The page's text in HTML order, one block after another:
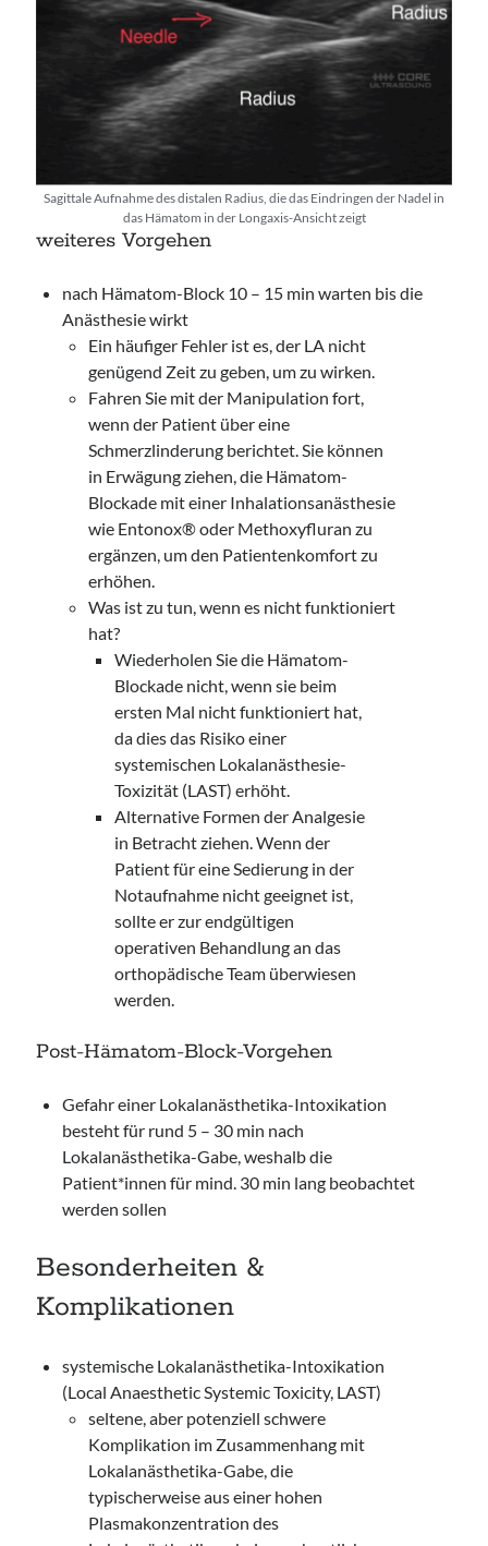
Sagittale Aufnahme des distalen Radius, die das Eindringen der Nadel in
das Hämatom in der Longaxis-Ansicht zeigt
weiteres Vorgehen
nach Hämatom-Block 10 – 15 min warten bis die
Anästhesie wirkt
Ein häufiger Fehler ist es, der LA nicht
genügend Zeit zu geben, um zu wirken.
Fahren Sie mit der Manipulation fort,
wenn der Patient über eine
Schmerzlinderung berichtet. Sie können
in Erwägung ziehen, die Hämatom-
Blockade mit einer Inhalationsanästhesie
wie Entonox® oder Methoxyfluran zu
ergänzen, um den Patientenkomfort zu
erhöhen.
Was ist zu tun, wenn es nicht funktioniert
hat?
Wiederholen Sie die Hämatom-
Blockade nicht, wenn sie beim
ersten Mal nicht funktioniert hat,
da dies das Risiko einer
systemischen Lokalanästhesie-
Toxizität (LAST) erhöht.
Alternative Formen der Analgesie
in Betracht ziehen. Wenn der
Patient für eine Sedierung in der
Notaufnahme nicht geeignet ist,
sollte er zur endgültigen
operativen Behandlung an das
orthopädische Team überwiesen
werden.
Post-Hämatom-Block-Vorgehen
Gefahr einer Lokalanästhetika-Intoxikation
besteht für rund 5 – 30 min nach
Lokalanästhetika-Gabe, weshalb die
Patient*innen für mind. 30 min lang beobachtet
werden sollen
Besonderheiten &
Komplikationen
systemische Lokalanästhetika-Intoxikation
(Local Anaesthetic Systemic Toxicity, LAST)
seltene, aber potenziell schwere
Komplikation im Zusammenhang mit
Lokalanästhetika-Gabe, die
typischerweise aus einer hohen
Plasmakonzentration des